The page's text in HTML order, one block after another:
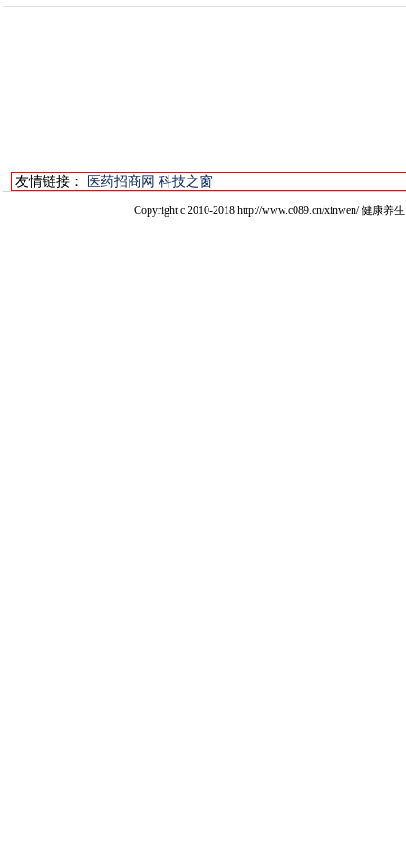
友情链接： 医药招商网 科技之窗
Copyright c 2010-2018 http://www.c089.cn/xinwen/ 健康